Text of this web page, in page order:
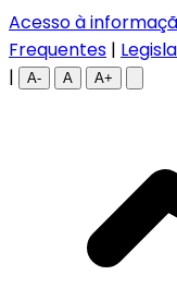
Acesso à
Frequentes |
|
A- A A+